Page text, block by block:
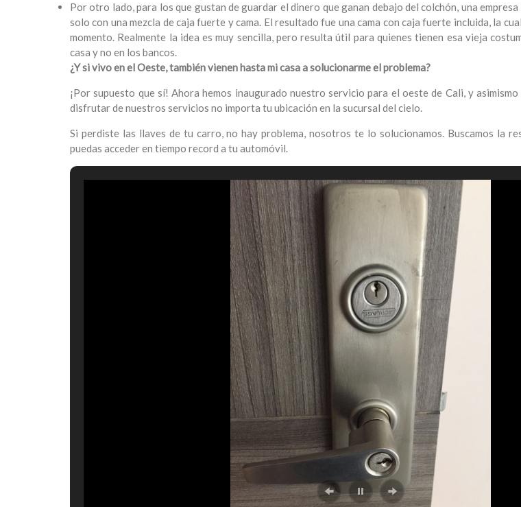
Por otro lado, para los que gustan de guardar el dinero que ganan debajo del colchón, una
solo con una mezcla de caja fuerte y cama. El resultado fue una cama con caja fuerte incluida, la
momento. Realmente la idea es muy sencilla, pero resulta útil para quienes tienen esa vieja
casa y no en los bancos.
¿Y si vivo en el Oeste, también vienen hasta mi casa a solucionarme el problema?
¡Por supuesto que sí! Ahora hemos inaugurado nuestro servicio para el oeste de Cali, y
disfrutar de nuestros servicios no importa tu ubicación en la sucursal del cielo.
Si perdiste las llaves de tu carro, no hay problema, nosotros te lo solucionamos. Buscamos la
puedas acceder en tiempo record a tu automóvil.